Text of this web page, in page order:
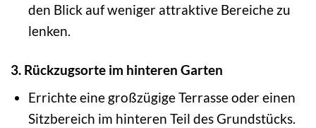
den Blick auf weniger attraktive Bereiche zu
lenken.
3. Rückzugsorte im hinteren Garten
Errichte eine großzügige Terrasse oder einen
Sitzbereich im hinteren Teil des Grundstücks.